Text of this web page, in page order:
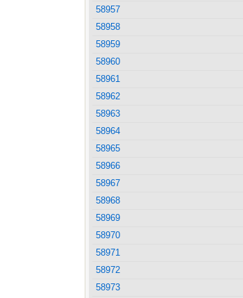
58957
58958
58959
58960
58961
58962
58963
58964
58965
58966
58967
58968
58969
58970
58971
58972
58973